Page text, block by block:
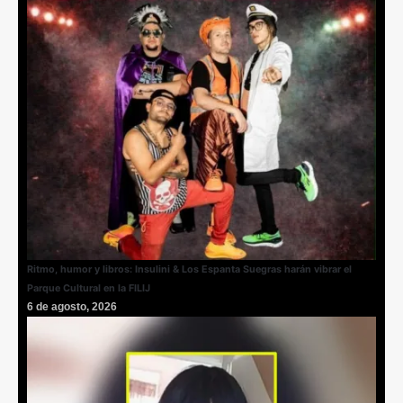
Ritmo, humor y libros: Insulini & Los Espanta Suegras harán vibrar el
Parque Cultural en la FILIJ
6 de agosto, 2026